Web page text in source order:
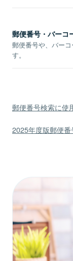
郵便番号・バーコ
郵便番号や、バー
す。
郵便番号検索に使
2025年度版郵便